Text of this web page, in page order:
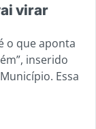
virar
o que aponta
inserido
Essa